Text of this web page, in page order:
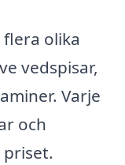
olika
vedspisar,
Varje
och